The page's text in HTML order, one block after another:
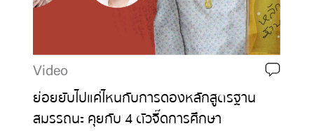
Video
ย่อยยับไปแค่ไหนกับการดองหลักสูตรฐาน
สมรรถนะ คุยกับ 4 ตัวจี๊ดการศึกษา